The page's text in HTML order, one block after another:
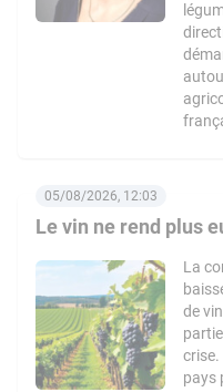
Le vin ne rend plus
05/08/2026, 12:03
La
de
crise.
pays